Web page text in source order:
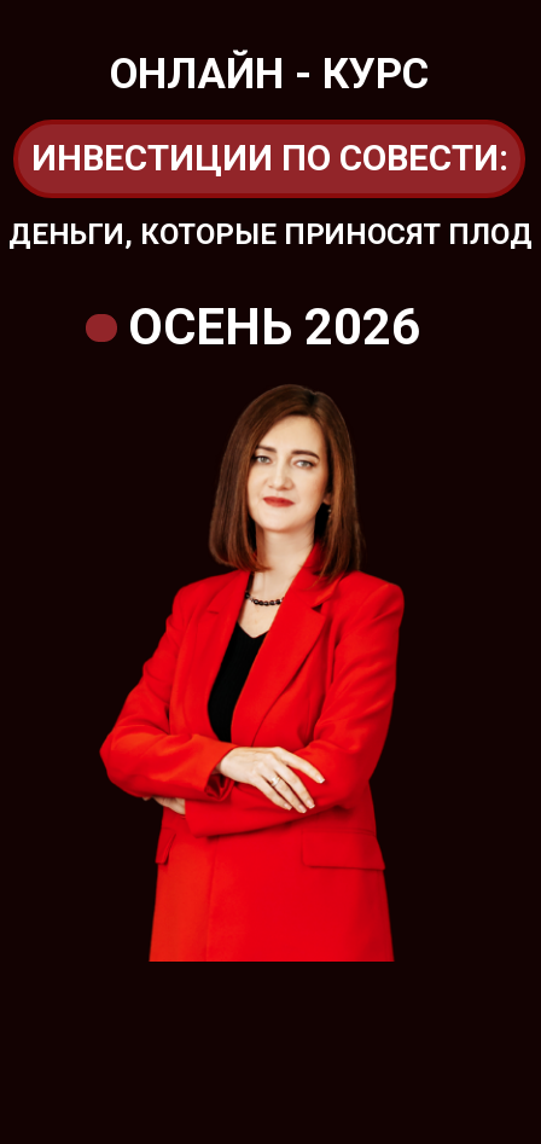
ИНВЕСТИЦИИ ПО СОВЕСТИ:
ДЕНЬГИ, КОТОРЫЕ ПРИНОСЯТ ПЛОД
ОСЕНЬ 2026
ОНЛАЙН - КУРС